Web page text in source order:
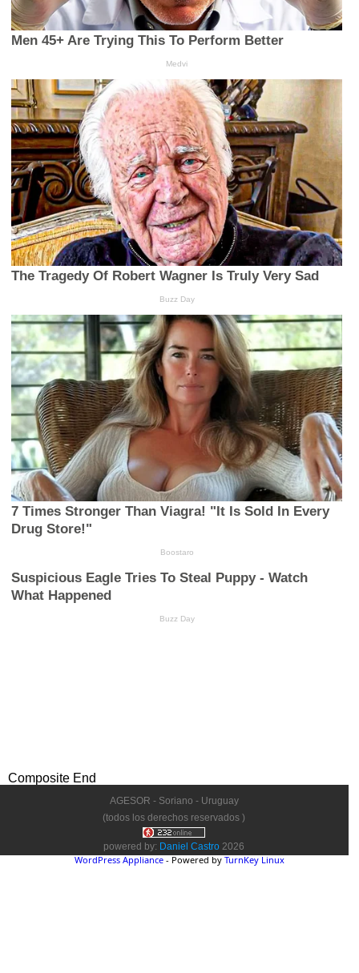
Composite End
AGESOR - Soriano - Uruguay
(todos los derechos reservados )
powered by: Daniel Castro 2026
WordPress Appliance- Powered byTurnKey Linux